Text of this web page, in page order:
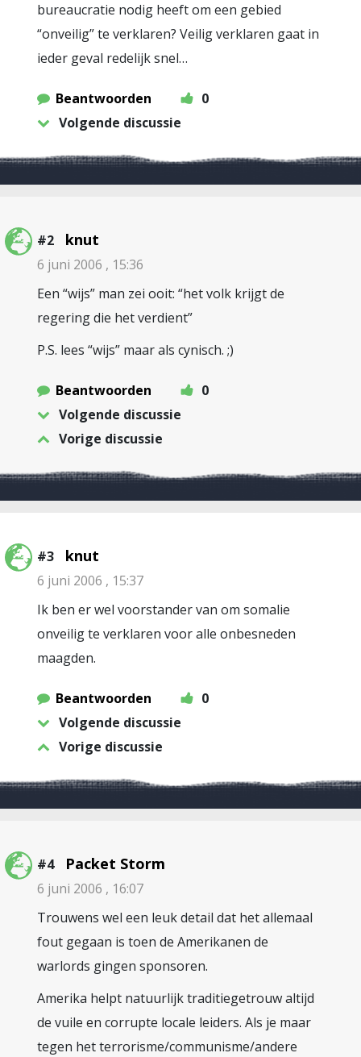
bureaucratie nodig heeft om een gebied
“onveilig” te verklaren? Veilig verklaren gaat in
ieder geval redelijk snel…
Beantwoorden
0
Volgende discussie
#2 knut
6 juni 2006 , 15:36
Een “wijs” man zei ooit: “het volk krijgt de
regering die het verdient”
P.S. lees “wijs” maar als cynisch. ;)
Beantwoorden
0
Volgende discussie
Vorige discussie
#3 knut
6 juni 2006 , 15:37
Ik ben er wel voorstander van om somalie
onveilig te verklaren voor alle onbesneden
maagden.
Beantwoorden
0
Volgende discussie
Vorige discussie
#4 Packet Storm
6 juni 2006 , 16:07
Trouwens wel een leuk detail dat het allemaal
fout gegaan is toen de Amerikanen de
warlords gingen sponsoren.
Amerika helpt natuurlijk traditiegetrouw altijd
de vuile en corrupte locale leiders. Als je maar
tegen het terrorisme/communisme/andere